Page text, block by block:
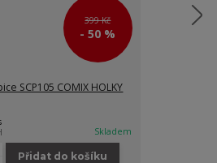
399 Kč
- 50 %
SCP105 COMIX HOLKY
Skladem
Přidat do košíku